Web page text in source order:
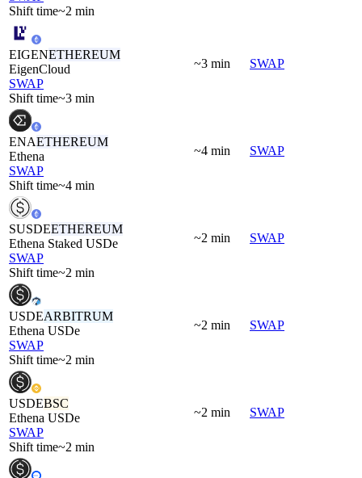
Shift time~2 min
EIGENETHEREUM
EigenCloud
SWAP
Shift time~3 min
~3 min SWAP
ENAETHEREUM
Ethena
SWAP
Shift time~4 min
~4 min SWAP
SUSDEETHEREUM
Ethena Staked USDe
SWAP
Shift time~2 min
~2 min SWAP
USDEARBITRUM
Ethena USDe
SWAP
Shift time~2 min
~2 min SWAP
USDEBSC
Ethena USDe
SWAP
Shift time~2 min
~2 min SWAP